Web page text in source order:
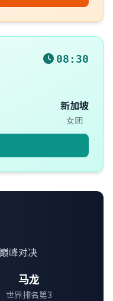
08:30
新加坡
女团
峰对决
马龙
世界排名第3